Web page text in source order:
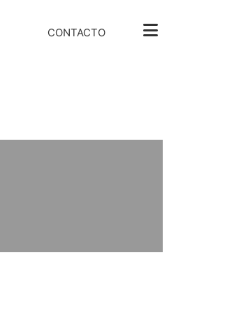
CONTACTO